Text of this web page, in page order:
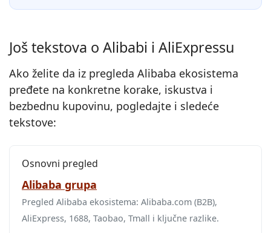
Još tekstova o Alibabi i AliExpressu
Ako želite da iz pregleda Alibaba ekosistema
pređete na konkretne korake, iskustva i
bezbednu kupovinu, pogledajte i sledeće
tekstove:
Osnovni pregled
Alibaba grupa
Pregled Alibaba ekosistema: Alibaba.com (B2B),
AliExpress, 1688, Taobao, Tmall i ključne razlike.